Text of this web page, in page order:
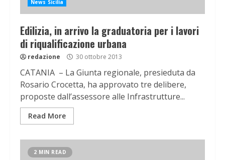
News Sicilia
Edilizia, in arrivo la graduatoria per i lavori
di riqualificazione urbana
redazione 30 ottobre 2013
CATANIA – La Giunta regionale, presieduta da
Rosario Crocetta, ha approvato tre delibere,
proposte dall’assessore alle Infrastrutture...
Read More
2 MIN READ